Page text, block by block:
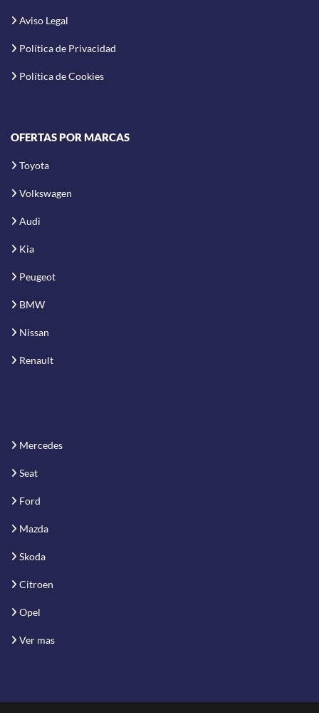
Aviso Legal
Política de Privacidad
Política de Cookies
OFERTAS POR MARCAS
Toyota
Volkswagen
Audi
Kia
Peugeot
BMW
Nissan
Renault
Mercedes
Seat
Ford
Mazda
Skoda
Citroen
Opel
Ver mas